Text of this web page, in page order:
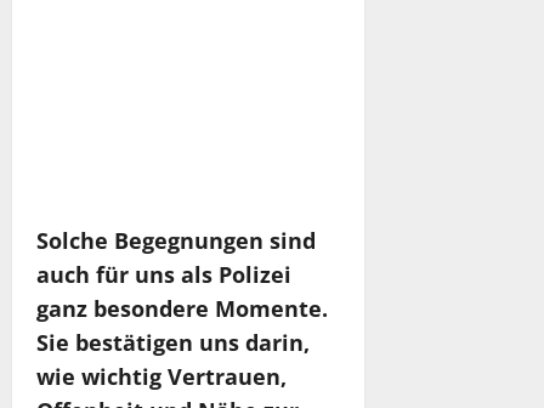
Solche Begegnungen sind
auch für uns als Polizei
ganz besondere Momente.
Sie bestätigen uns darin,
wie wichtig Vertrauen,